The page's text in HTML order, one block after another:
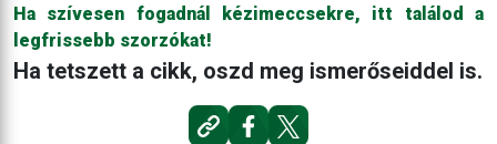
Ha szívesen fogadnál kézimeccsekre, itt találod a
legfrissebb szorzókat!
Ha tetszett a cikk, oszd meg ismerőseiddel is.